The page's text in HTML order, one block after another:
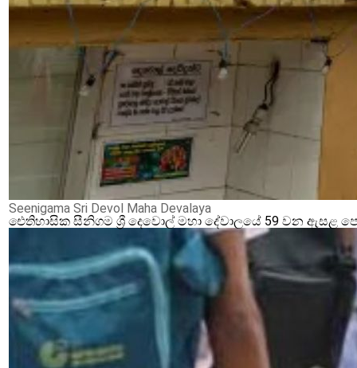
Seenigama Sri Devol Maha Devalaya
ඓතිහාසික සීනිගම ශ්‍රී දෙවොල් මහා දේවාලයේ 59 වන ඇසළ